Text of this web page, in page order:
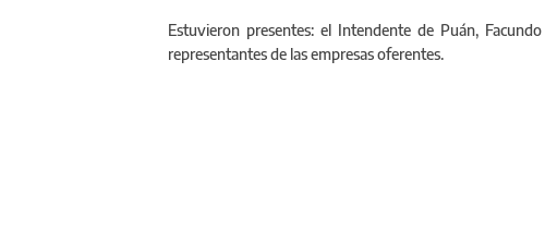
Estuvieron presentes: el Intendente de Puán,
representantes de las empresas oferentes.